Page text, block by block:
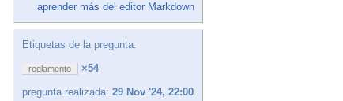
aprender más del editor Markdown
Etiquetas de la pregunta:
reglamento
×54
pregunta realizada: 29 Nov '24, 22:00